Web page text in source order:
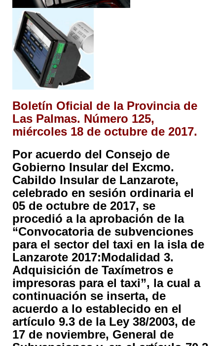
Boletín Oficial de la Provincia de
Las Palmas. Número 125,
miércoles 18 de octubre de 2017.
Por acuerdo del Consejo de
Gobierno Insular del Excmo.
Cabildo Insular de Lanzarote,
celebrado en sesión ordinaria el
05 de octubre de 2017, se
procedió a la aprobación de la
“Convocatoria de subvenciones
para el sector del taxi en la isla de
Lanzarote 2017:Modalidad 3.
Adquisición de Taxímetros e
impresoras para el taxi”, la cual a
continuación se inserta, de
acuerdo a lo establecido en el
artículo 9.3 de la Ley 38/2003, de
17 de noviembre, General de